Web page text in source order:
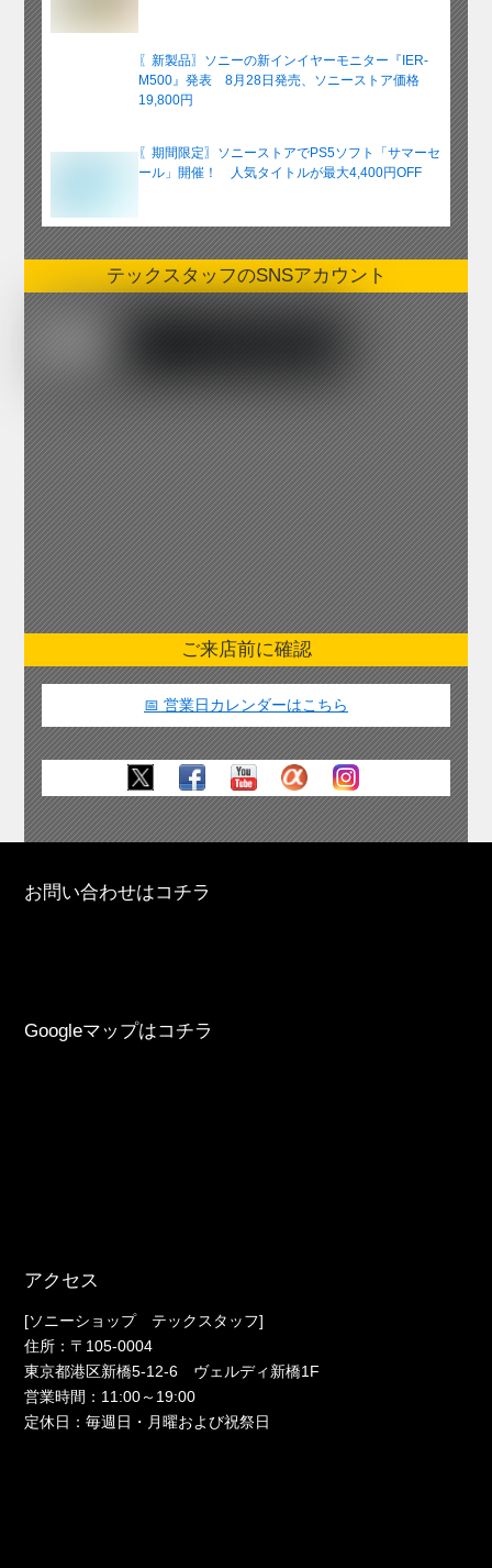
〖新製品〗ソニーの新インイヤーモニター『IER-
M500』発表 8月28日発売、ソニーストア価格
19,800円
〖期間限定〗ソニーストアでPS5ソフト「サマーセ
ール」開催！ 人気タイトルが最大4,400円OFF
テックスタッフのSNSアカウント
ご来店前に確認
📅 営業日カレンダーはこちら
お問い合わせはコチラ
Googleマップはコチラ
アクセス
[ソニーショップ テックスタッフ]
住所：〒105-0004
東京都港区新橋5-12-6 ヴェルディ新橋1F
営業時間：11:00～19:00
定休日：毎週日・月曜および祝祭日